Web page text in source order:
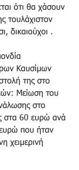
ότι θα χάσουν
τουλάχιστον
δικαιούχοι .
Καυσίμων
της στο
Μείωση του
στο
στα 60 ευρώ ανά
που ήταν
χειμερινή